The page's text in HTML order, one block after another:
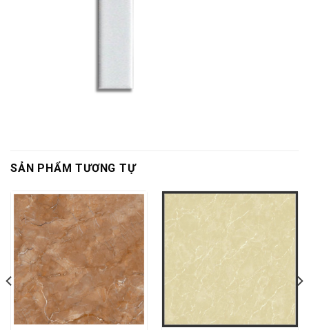
SẢN PHẨM TƯƠNG TỰ